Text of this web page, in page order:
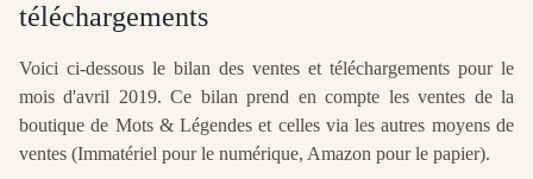
téléchargements
Voici ci-dessous le bilan des ventes et téléchargements pour le
mois d'avril 2019. Ce bilan prend en compte les ventes de la
boutique de Mots & Légendes et celles via les autres moyens de
ventes (Immatériel pour le numérique, Amazon pour le papier).